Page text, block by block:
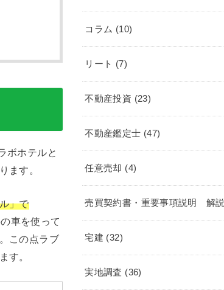
ボホテルと
ます。
」で
車を使って
この点ラブ
す。
コラム (10)
リート (7)
不動産投資 (23)
不動産鑑定士 (47)
任意売却 (4)
売買契約書・重要事項説明 解説
宅建 (32)
実地調査 (36)